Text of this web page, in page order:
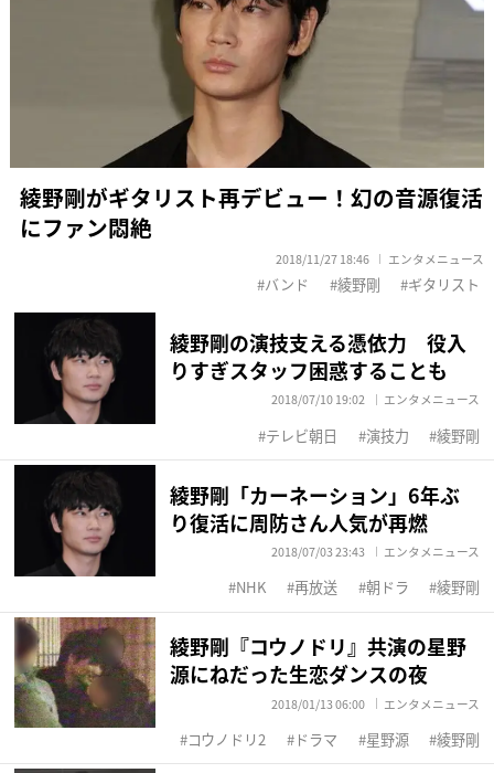
綾野剛がギタリスト再デビュー！幻の音源復活
にファン悶絶
2018/11/27 18:46 エンタメニュース
バンド 綾野剛 ギタリスト
綾野剛の演技支える憑依力 役入
りすぎスタッフ困惑することも
2018/07/10 19:02 エンタメニュース
テレビ朝日 演技力 綾野剛
綾野剛「カーネーション」6年ぶ
り復活に周防さん人気が再燃
2018/07/03 23:43 エンタメニュース
NHK 再放送 朝ドラ 綾野剛
綾野剛『コウノドリ』共演の星野
源にねだった生恋ダンスの夜
2018/01/13 06:00 エンタメニュース
コウノドリ2 ドラマ 星野源 綾野剛